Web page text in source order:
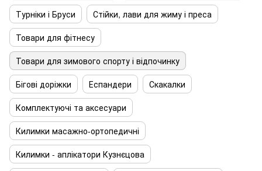
Турніки і Бруси
Стійки, лави для жиму і преса
Товари для фітнесу
Товари для зимового спорту і відпочинку
Бігові доріжки
Еспандери
Скакалки
Комплектуючі та аксесуари
Килимки масажно-ортопедичні
Килимки - аплікатори Кузнєцова